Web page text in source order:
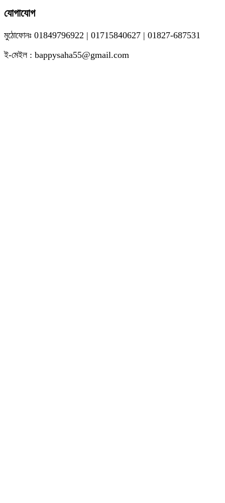
যোগাযোগ
মুঠোফোনঃ 01849796922 | 01715840627 | 01827-687531
ই-মেইল : bappysaha55@gmail.com